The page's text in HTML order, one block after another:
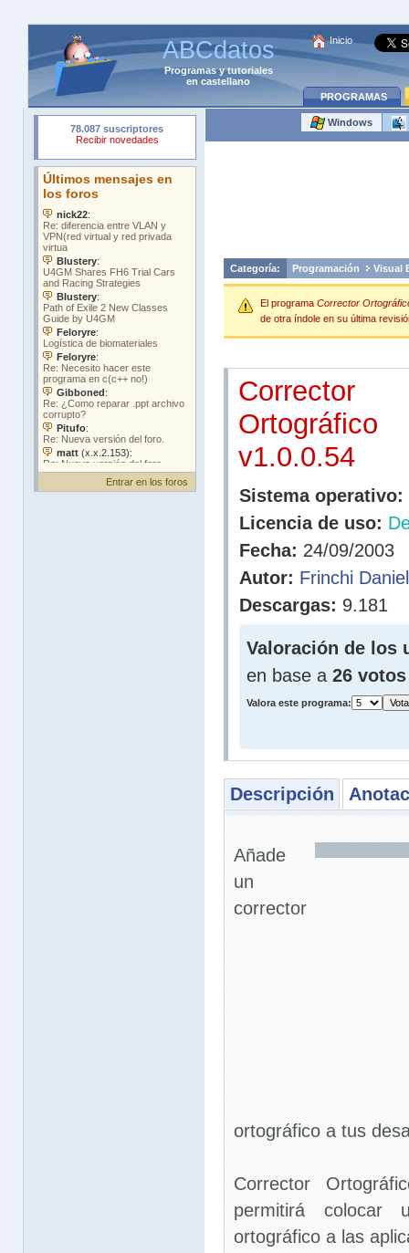
ABCdatos
Programasytutoriales
en castellano
Inicio
PROGRAMAS
Entrar en los foros
Windows
Categoría: Programación Visual
El programa Corrector
de otra índole en su última
Corrector
Ortográfico
v1.0.0.54
Sistema operativo:
Licencia de uso:
Fecha: 24/09/2003
Autor: Frinchi Daniel
Descargas: 9.181
Valoración de los
en base a 26 votos
Valora este programa:
Descripción
Añade
un
corrector
ortográfico a tus
Corrector
permitirá colocar
ortográfico a las